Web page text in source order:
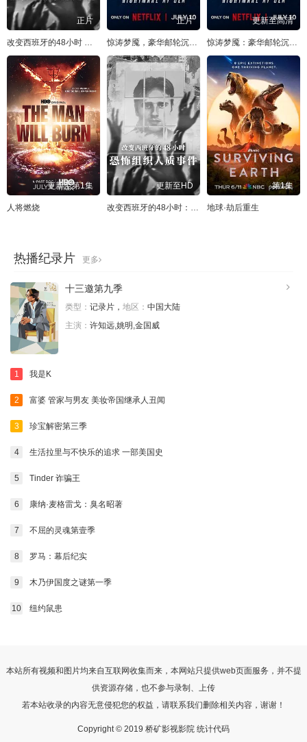
20260506 20260507 20260508 20260511
20260512 20260513 20260514 20260515
20260518 20260519 20260520 20260521
20260522 20260525 20260526 20260527
20260528 20260529 20260601 20260602
20260603 20260604 20260605 20260608
20260609 20260610 20260611 20260612
20260615 20260617 20260618 20260619
20260626 20260629
20260702 20260703
20260708
正片
改变西班牙的48小时 恐怖组织人质事件
正片
惊涛梦魇，豪华邮轮沉没事件
更新至高清
惊涛梦魇：豪华邮轮沉没事件
更新至第1集
人将燃烧
更新至HD
改变西班牙的48小时：恐怖组织人质事件
第1集
地球·劫后重生
热播纪录片 更多
十三邀第九季
类型： 记录片， 地区： 中国大陆
主演： 许知远,姚明,金国威
1 我是K
2 富婆 管家与男友 美妆帝国继承人丑闻
3 珍宝解密第三季
4 生活拉里与不快乐的追求 一部美国史
5 Tinder 诈骗王
6 康纳·麦格雷戈：臭名昭著
7 不屈的灵魂第壹季
8 罗马：幕后纪实
9 木乃伊国度之谜第一季
10 纽约鼠患
本站所有视频和图片均来自互联网收集而来，本网站只提供web页面服务，并不提
供资源存储，也不参与录制、上传
若本站收录的内容无意侵犯您的权益，请联系我们删除相关内容，谢谢！
Copyright © 2019 桥矿影视影院 统计代码